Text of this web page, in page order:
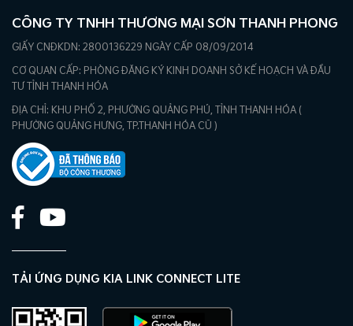
CÔNG TY TNHH THƯƠNG MẠI SƠN THANH PHONG
GIẤY CNĐKDN: 2800136229 NGÀY CẤP 08/09/2014
CƠ QUAN CẤP: PHÒNG ĐĂNG KÝ KINH DOANH SỞ KẾ HOẠCH VÀ ĐẦU
TƯ TỈNH THANH HÓA
ĐỊA CHỈ: KHU PHỐ 2, PHƯỜNG QUẢNG PHÚ, TỈNH THANH HÓA (
PHƯỜNG QUẢNG HƯNG, TP.THANH HÓA CŨ )
TẢI ỨNG DỤNG KIA LINK CONNECT LITE